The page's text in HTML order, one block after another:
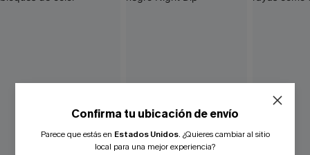
Confirma tu ubicación de envío
Parece que estás en Estados Unidos. ¿Quieres cambiar al sitio
local para una mejor experiencia?
¿NUEVO EN CUPSHE?